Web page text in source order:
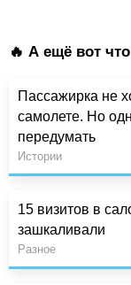
🔥 А ещё вот
Пассажирка не
самолете. Но
передумать
Истории
15 визитов в
зашкаливали
Разное